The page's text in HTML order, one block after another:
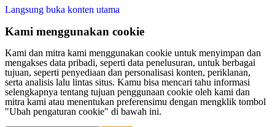
Langsung buka konten utama
Kami menggunakan cookie
Kami dan mitra kami menggunakan cookie untuk menyimpan dan
mengakses data pribadi, seperti data penelusuran, untuk berbagai
tujuan, seperti penyediaan dan personalisasi konten, periklanan,
serta analisis lalu lintas situs. Kamu bisa mencari tahu informasi
selengkapnya tentang tujuan penggunaan cookie oleh kami dan
mitra kami atau menentukan preferensimu dengan mengklik tombol
"Ubah pengaturan cookie" di bawah ini.